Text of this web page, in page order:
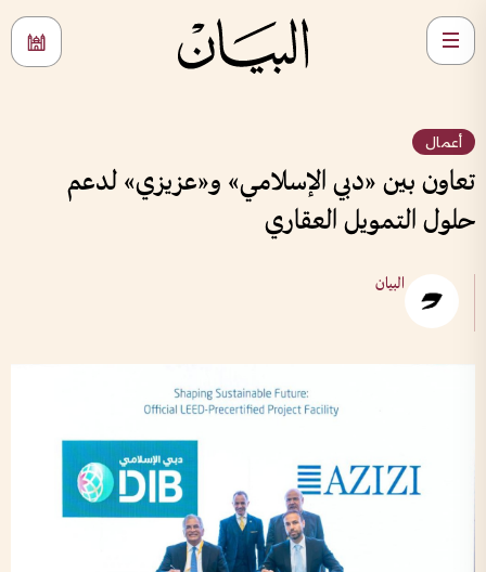
أعمال
تعاون بين «دبي الإسلامي» و«عزيزي» لدعم
حلول التمويل العقاري
البيان